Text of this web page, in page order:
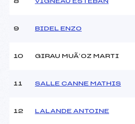
Ouvreurs D :
Météo :
Nombre de portes :
Traceur :
8 VIGNEAU ESTEBAN
9 BIDEL ENZO
10 GIRAU MUÃ‘OZ MARTI
11 SALLE CANNE MATHIS
12 LALANDE ANTOINE